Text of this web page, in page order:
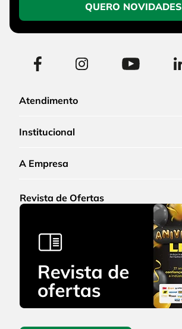
QUERO NOVIDADES
Atendimento
Institucional
A Empresa
Revista de Ofertas